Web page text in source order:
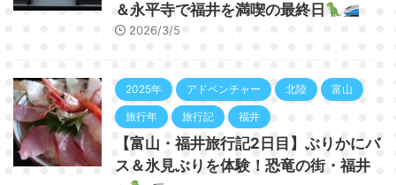
＆永平寺で福井を満喫の最終日
2026/3/5
2025年 アドベンチャー 北陸 富山
旅行年 旅行記 福井
【富山・福井旅行記2日目】ぶりかにバ
ス＆氷見ぶりを体験！恐竜の街・福井